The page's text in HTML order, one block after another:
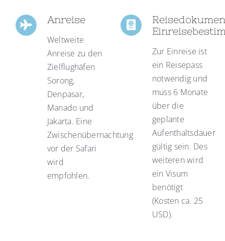
Anreise
Weltweite
Anreise zu den
Zielflughäfen
Sorong,
Denpasar,
Manado und
Jakarta. Eine
Zwischenübernachtung
vor der Safari
wird
empfohlen.
Zur Einreise ist
ein Reisepass
notwendig und
muss 6 Monate
über die
geplante
Aufenthaltsdauer
gültig sein. Des
weiteren wird
ein Visum
benötigt
(Kosten ca. 25
USD).